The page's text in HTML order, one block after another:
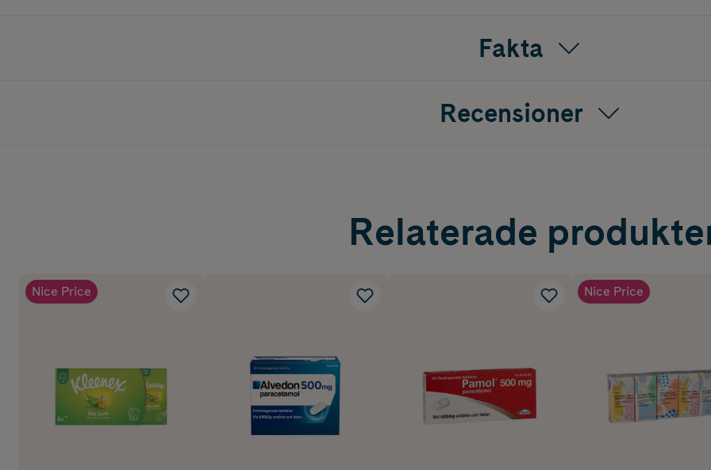
Fakta
Recensioner
Relaterade
Nice Price Nice Price